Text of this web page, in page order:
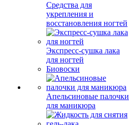
Средства для
укрепления и
восстановления ногтей
Экспресс-сушка лака
для ногтей
Биовоски
Апельсиновые палочки
для маникюра